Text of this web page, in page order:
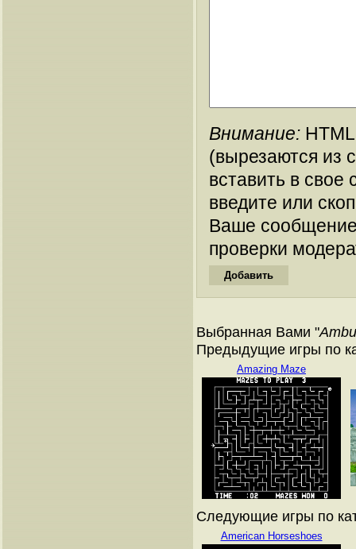
Внимание:
(вырезаются из
вставить в
введите или
Ваше
проверки
Выбранная Вами "
Предыдущие игры по
Amazing Maze
Следующие игры по
American Horseshoes